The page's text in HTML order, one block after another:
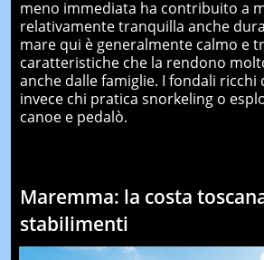
meno immediata ha contribuito a
relativamente tranquilla anche
mare qui è generalmente calmo e
caratteristiche che la rendono
anche dalle famiglie. I fondali ricchi
invece chi pratica snorkeling o
canoe e pedalò.
Maremma: la costa
stabilimenti